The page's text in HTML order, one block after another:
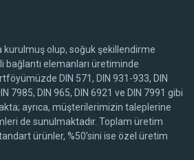
kurulmuş olup, soğuk şekillendirme
elemanları üretiminde
DIN 571, DIN 931-933, DIN
7985, DIN 965, DIN 6921 ve DIN 7991 gibi
ayrıca, müşterilerimizin taleplerine
de sunulmaktadır. Toplam üretim
ürünler, %50’sini ise özel üretim